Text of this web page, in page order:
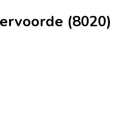
(8020)